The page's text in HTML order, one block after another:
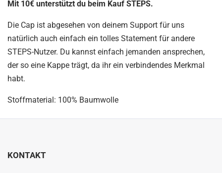
Mit 10€ unterstützt du beim Kauf STEPS.
Die Cap ist abgesehen von deinem Support für uns
natürlich auch einfach ein tolles Statement für andere
STEPS-Nutzer. Du kannst einfach jemanden ansprechen,
der so eine Kappe trägt, da ihr ein verbindendes Merkmal
habt.
Stoffmaterial: 100% Baumwolle
KONTAKT